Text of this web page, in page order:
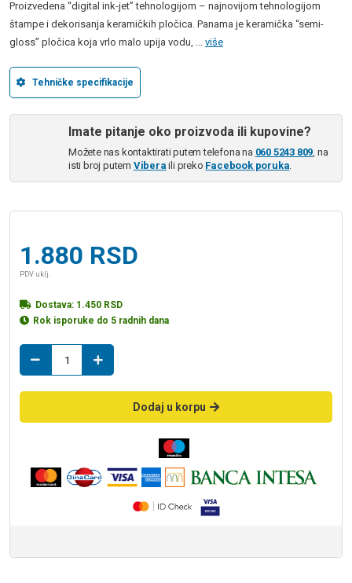
Proizvedena “digital ink-jet” tehnologijom – najnovijom tehnologijom
štampe i dekorisanja keramičkih pločica. Panama je keramička “semi-
gloss” pločica koja vrlo malo upija vodu, ... više
Tehničke specifikacije
Imate pitanje oko proizvoda ili kupovine?
Možete nas kontaktirati putem telefona na 060 5243 809, na
isti broj putem Vibera ili preko Facebook poruka.
1.880 RSD
PDV uklj.
Dostava: 1.450 RSD
Rok isporuke do 5 radnih dana
pločice
PANAMA
30x60
Dodaj u korpu